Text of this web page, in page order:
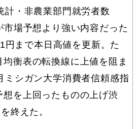
計・非農業部門就労者数
市場予想より強い内容だった
円まで本日高値を更新。た
衡表の転換線に上値を阻ま
ミシガン大学消費者信頼感指
を上回ったものの上げ渋
終えた。